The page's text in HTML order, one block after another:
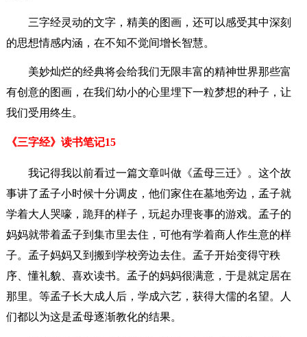
三字经灵动的文字，精美的图画，还可以感受其中深刻
的思想情感内涵，在不知不觉间增长智慧。
美妙灿烂的经典将会给我们无限丰富的精神世界那些富
有创意的图画，在我们幼小的心里埋下一粒梦想的种子，让
我们受用终生。
《三字经》读书笔记15
我记得我以前看过一篇文章叫做《孟母三迁》。这个故
事讲了孟子小时候十分调皮，他们家住在墓地旁边，孟子就
学着大人哭嚎，跪拜的样子，玩起办理丧事的游戏。孟子的
妈妈就带着孟子到集市里去住，可他有学着商人作生意的样
子。孟子妈妈又到搬到学校旁边去住。孟子开始变得守秩
序、懂礼貌、喜欢读书。孟子的妈妈很满意，于是就定居在
那里。等孟子长大成人后，学成六艺，获得大儒的名望。人
们都以为这是孟母逐渐教化的结果。